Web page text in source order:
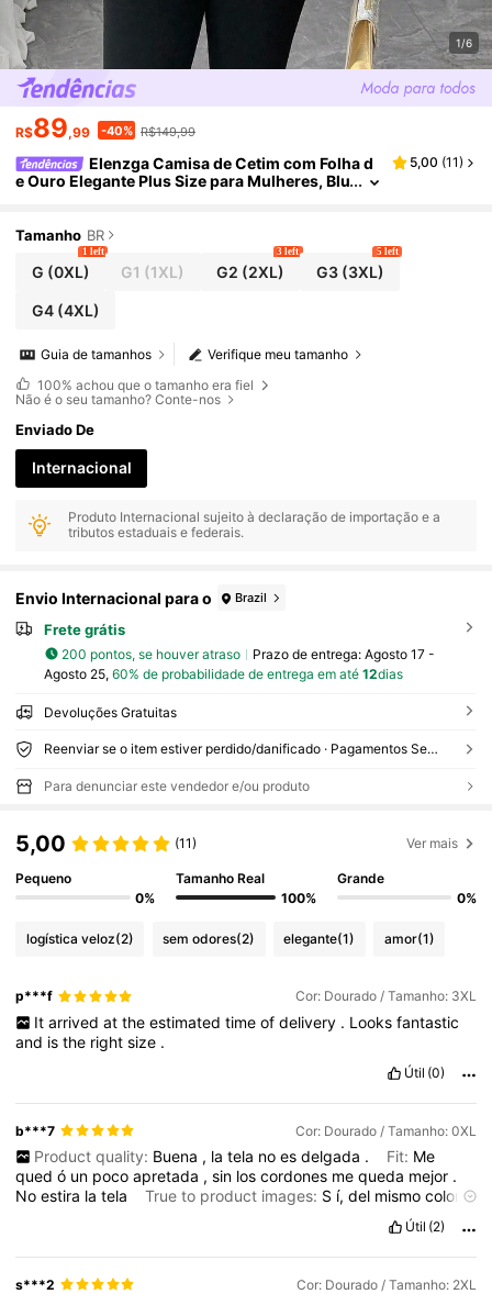
1/6
R$89,99 -40% R$149,99
Elenzga Camisa de Cetim com Folha d
e Ouro Elegante Plus Size para Mulheres, Blu
ara Festa, Jantar, Banquete e Reunião
5,00 (11)
Tamanho BR
G (0XL)
1 left
G1 (1XL) G2 (2XL)
3 left
G3(3XL)
5 left
G4(4XL)
Verifique meu tamanho
Guia de tamanhos
100% achou que o tamanho era fiel
Não é o seu tamanho? Conte-nos
Enviado De
Internacional
Produto Internacional sujeito à declaração de importação e a
tributos estaduais e federais.
Envio Internacional para o Brazil
Frete grátis
200 pontos, se houver atraso Prazo de entrega: Agosto 17 -
Agosto 25, 60% de probabilidade de entrega em até 12dias
Devoluções Gratuitas
Reenviar se o item estiver perdido/danificado · Pagamentos Seguros · Proteção de privacidade
Para denunciar este vendedor e/ou produto
5,00 (11) Ver mais
Pequeno
0%
Tamanho Real
100%
Grande
0%
logística veloz(2) sem odores(2) elegante(1) amor(1)
p***f Cor: Dourado / Tamanho: 3XL
It arrived at the estimated time of delivery . Looks fantastic
and isthe rightsize .
Útil (0)
b***7 Cor: Dourado / Tamanho: 0XL
Product quality: Buena , la tela no es delgada . Fit: Me
quedó un pocoapretada ,sin loscordones mequeda mejor .
Noestira latela True to product images: S í,del mismocolor
Útil (2)
s***2 Cor: Dourado / Tamanho: 2XL